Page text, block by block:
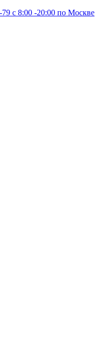
79 c 8:00 -20:00 по Москве